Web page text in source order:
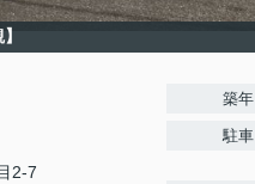
2-7
築年
駐車